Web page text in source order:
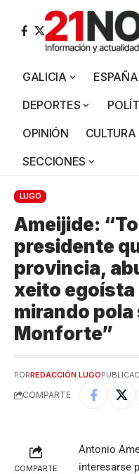
GALICIA ESPAÑA
DEPORTES
OPINIÓN
CULTURA
SECCIONES
LUGO
Ameijide:
presidente
provincia,
xeito egoísta
mirando pola
Monforte”
PORREDACCIÓN LUGO
COMPARTE
COMPARTE
Antonio
interesarse